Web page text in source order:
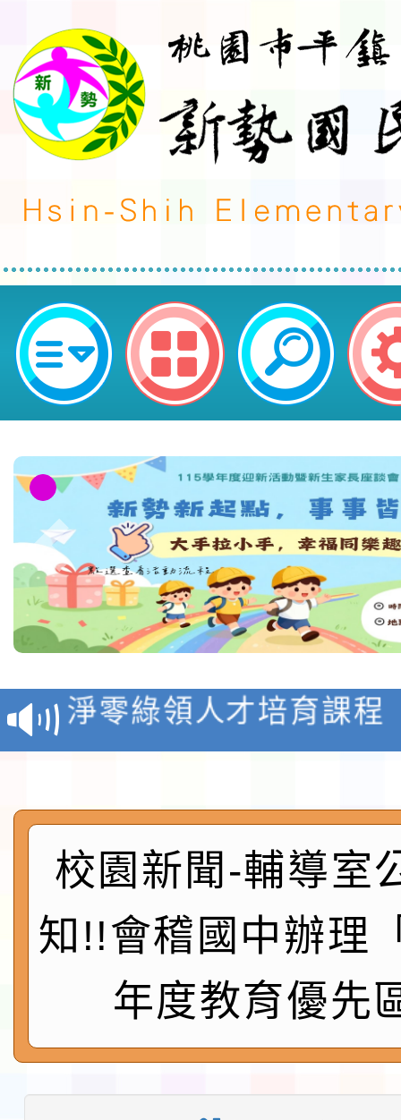
轉知!!會稽國中辦理「112學年度
教育講座~3C時代的親子溝通」-
國民小學
教育部校安中心白海豚
報
淨零綠領人才培育課程
檢送桃園市115學年度
及師生本土語及新住民
實施要點各1份
115年食農教育專業人
程
函轉國家通訊傳播委員
鎮韌性（防空）演習－
速演練執行計畫」
「115年金融知識線上
法」
第3次招考代課鐘點教
告(不再辦理後續甄選)
檢送「桃園市115學年
賽實施要點」1份
本市「115學年度學生
校園新聞-輔導室
知!!會稽國中辦理
年度教育優先